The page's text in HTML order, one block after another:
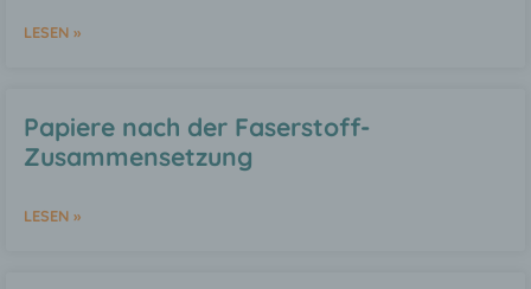
LESEN »
Papiere nach der Faserstoff-
Zusammensetzung
LESEN »
oder sozialen Identität dieser natürlichen
Person sind, identifiziert werden kann.